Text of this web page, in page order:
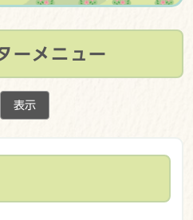
ーメニュー
表示